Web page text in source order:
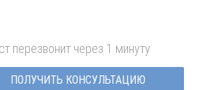
перезвонит через 1 минуту
ПОЛУЧИТЬ КОНСУЛЬТАЦИЮ